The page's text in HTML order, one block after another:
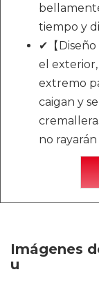
tiempo y
✔【
el
extremo
caigan y
no
Imágenes
u